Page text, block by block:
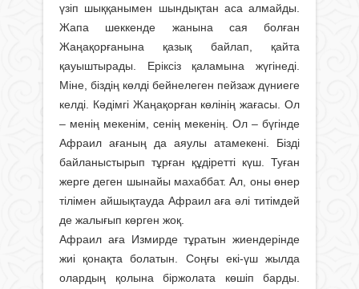
үзіп шыққанымен шындықтан аса алмайды.
Жапа шеккенде жанына сая болған
Жаңақорғанына қазық байлап, қайта
қауыштырады. Еріксіз қаламына жүгінеді.
Міне, біздің көлді бейнелеген пейзаж дүниеге
келді. Кәдімгі Жаңақорған көлінің жағасы. Ол
– менің мекенім, сенің мекенің. Ол – бүгінде
Афраил ағаның да аяулы атамекені. Бізді
байланыстырып тұрған құдіретті күш. Туған
жерге деген шынайы махаббат. Ал, оны өнер
тілімен айшықтауда Афраил аға әлі титімдей
де жалығып көрген жоқ.
Афраил аға Измирде тұратын жиендерінде
жиі қонақта болатын. Соңғы екі-үш жылда
олардың қолына біржолата көшіп барды.